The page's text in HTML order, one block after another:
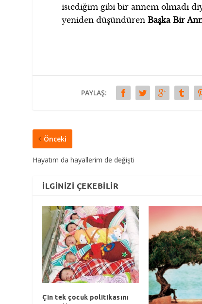
istediğim gibi bir annem olmadı
yeniden düşündürenBaşka Bir
PAYLAŞ:
Önceki
Hayatım da hayallerim de değişti
İLGINIZI ÇEKEBILIR
Çin tek çocuk politikasını